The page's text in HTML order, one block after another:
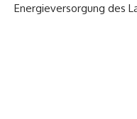
Energieversorgung des